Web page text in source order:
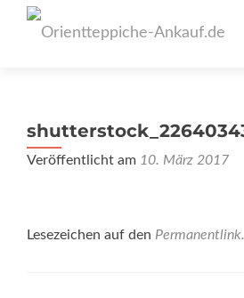
Veröffentlicht am 10. März 2017
Lesezeichen auf den Permanentlink.